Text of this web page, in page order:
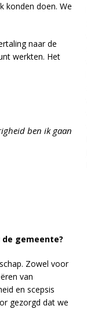
konden doen. We
naar de
werkten. Het
ben ik gaan
gemeente?
Zowel voor
van
en scepsis
gezorgd dat we